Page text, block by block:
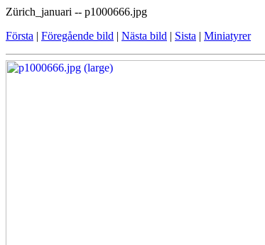
Zürich_januari -- p1000666.jpg
Första | Föregående bild | Nästa bild | Sista | Miniatyrer